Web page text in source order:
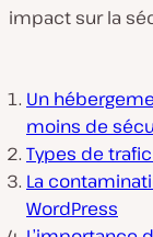
impact sur la
Un
moins de
Types de
La
WordPress